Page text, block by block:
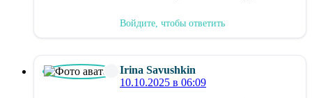
Войдите, чтобы ответить
Irina Savushkin
10.10.2025 в 06:09